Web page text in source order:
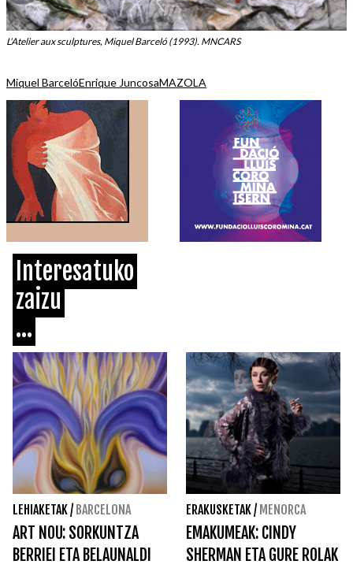
L'Atelier aux sculptures, Miquel Barceló (1993). MNCARS
Miquel BarcelóEnrique JuncosaMAZOLA
Interesatuko
zaizu
...
LEHIAKETAK/ BARCELONA
ART NOU: SORKUNTZA
BERRIEI ETA BELAUNALDI
ERAKUSKETAK/ MENORCA
EMAKUMEAK: CINDY
SHERMAN ETA GURE ROLAK